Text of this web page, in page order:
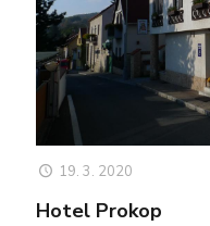
19. 3. 2020
Hotel Prokop